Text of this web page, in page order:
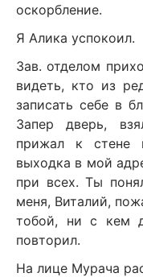
оскорбление.
Я Алика успокоил.
Зав. отделом
видеть, кто из
записать себе в
Запер дверь,
прижал к стене
выходка в мой
при всех. Ты
меня, Виталий,
тобой, ни с кем
повторил.
На лице Мурача